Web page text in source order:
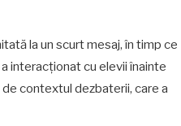
la un scurt mesaj, în timp ce
interacționat cu elevii înainte
contextul dezbaterii, care a